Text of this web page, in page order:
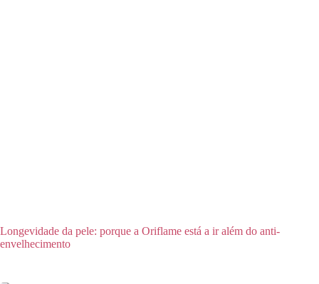
Longevidade da pele: porque a Oriflame está a ir além do anti-
envelhecimento